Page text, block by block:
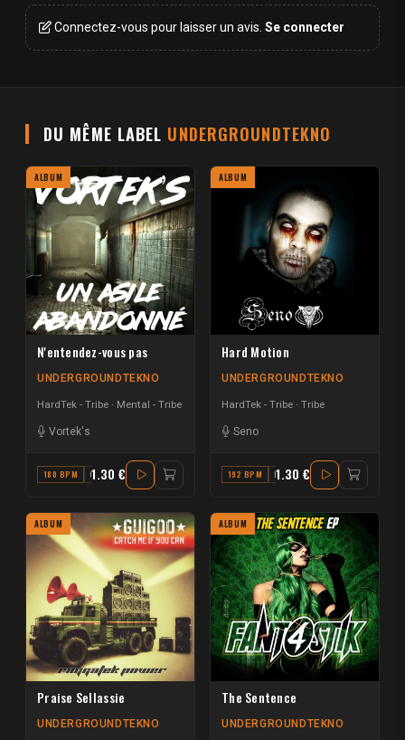
Connectez-vous pour laisser un avis. Se connecter
DU MÊME LABEL UNDERGROUNDTEKNO
ALBUM
N'entendez-vous pas
UNDERGROUNDTEKNO
HardTek - Tribe Mental - Tribe
Vortek's
180 BPM C#1.30 €
ALBUM
Hard Motion
UNDERGROUNDTEKNO
HardTek - Tribe Tribe
Seno
192 BPM B MINOR
1.30 €
ALBUM
Praise Sellassie
UNDERGROUNDTEKNO
ALBUM
The Sentence
UNDERGROUNDTEKNO